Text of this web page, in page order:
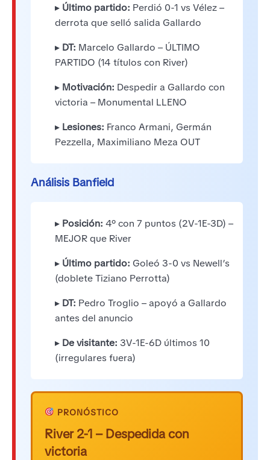
▸ Último partido: Perdió 0-1 vs Vélez –
derrota que selló salida Gallardo
▸ DT: Marcelo Gallardo – ÚLTIMO
PARTIDO (14 títulos con River)
▸ Motivación: Despedir a Gallardo con
victoria – Monumental LLENO
▸ Lesiones: Franco Armani, Germán
Pezzella, Maximiliano Meza OUT
Análisis Banfield
▸ Posición: 4° con 7 puntos (2V-1E-3D) –
MEJOR que River
▸ Último partido: Goleó 3-0 vs Newell’s
(doblete Tiziano Perrotta)
▸ DT: Pedro Troglio – apoyó a Gallardo
antes del anuncio
▸ De visitante: 3V-1E-6D últimos 10
(irregulares fuera)
PRONÓSTICO
River 2-1 – Despedida con
victoria